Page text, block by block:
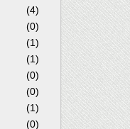
(4)
(0)
(1)
(1)
(0)
(0)
(1)
(0)